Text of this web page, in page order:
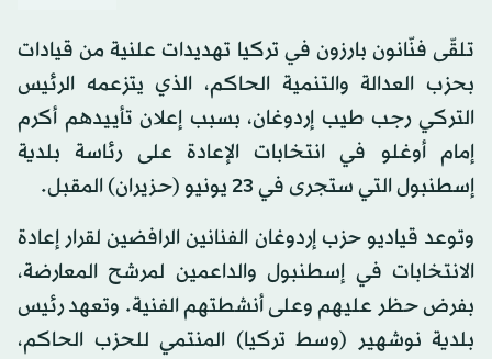
تلقّى فنّانون بارزون في تركيا تهديدات علنية من قيادات
بحزب العدالة والتنمية الحاكم، الذي يتزعمه الرئيس
التركي رجب طيب إردوغان، بسبب إعلان تأييدهم أكرم
إمام أوغلو في انتخابات الإعادة على رئاسة بلدية
إسطنبول التي ستجرى في 23 يونيو (حزيران) المقبل.
وتوعد قياديو حزب إردوغان الفنانين الرافضين لقرار إعادة
الانتخابات في إسطنبول والداعمين لمرشح المعارضة،
بفرض حظر عليهم وعلى أنشطتهم الفنية. وتعهد رئيس
بلدية نوشهير (وسط تركيا) المنتمي للحزب الحاكم،